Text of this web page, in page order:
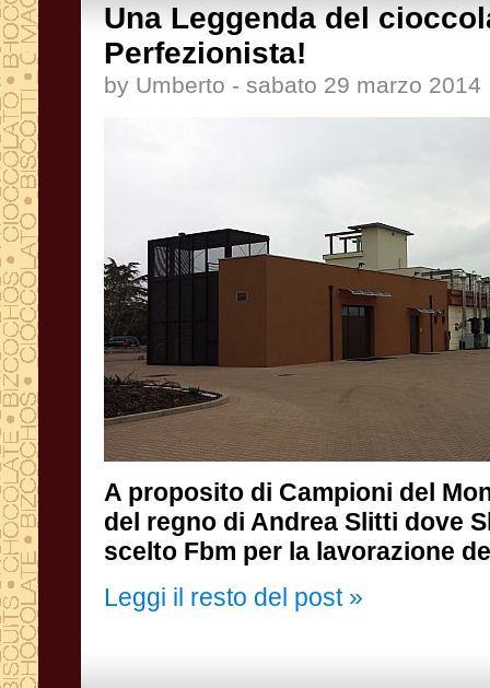
Una Leggenda del
Perfezionista!
by Umberto - sabato 29 marzo 2014
A proposito di Campioni del
del regno di Andrea Slitti
scelto Fbm per la lavorazione
Leggi il resto del post »